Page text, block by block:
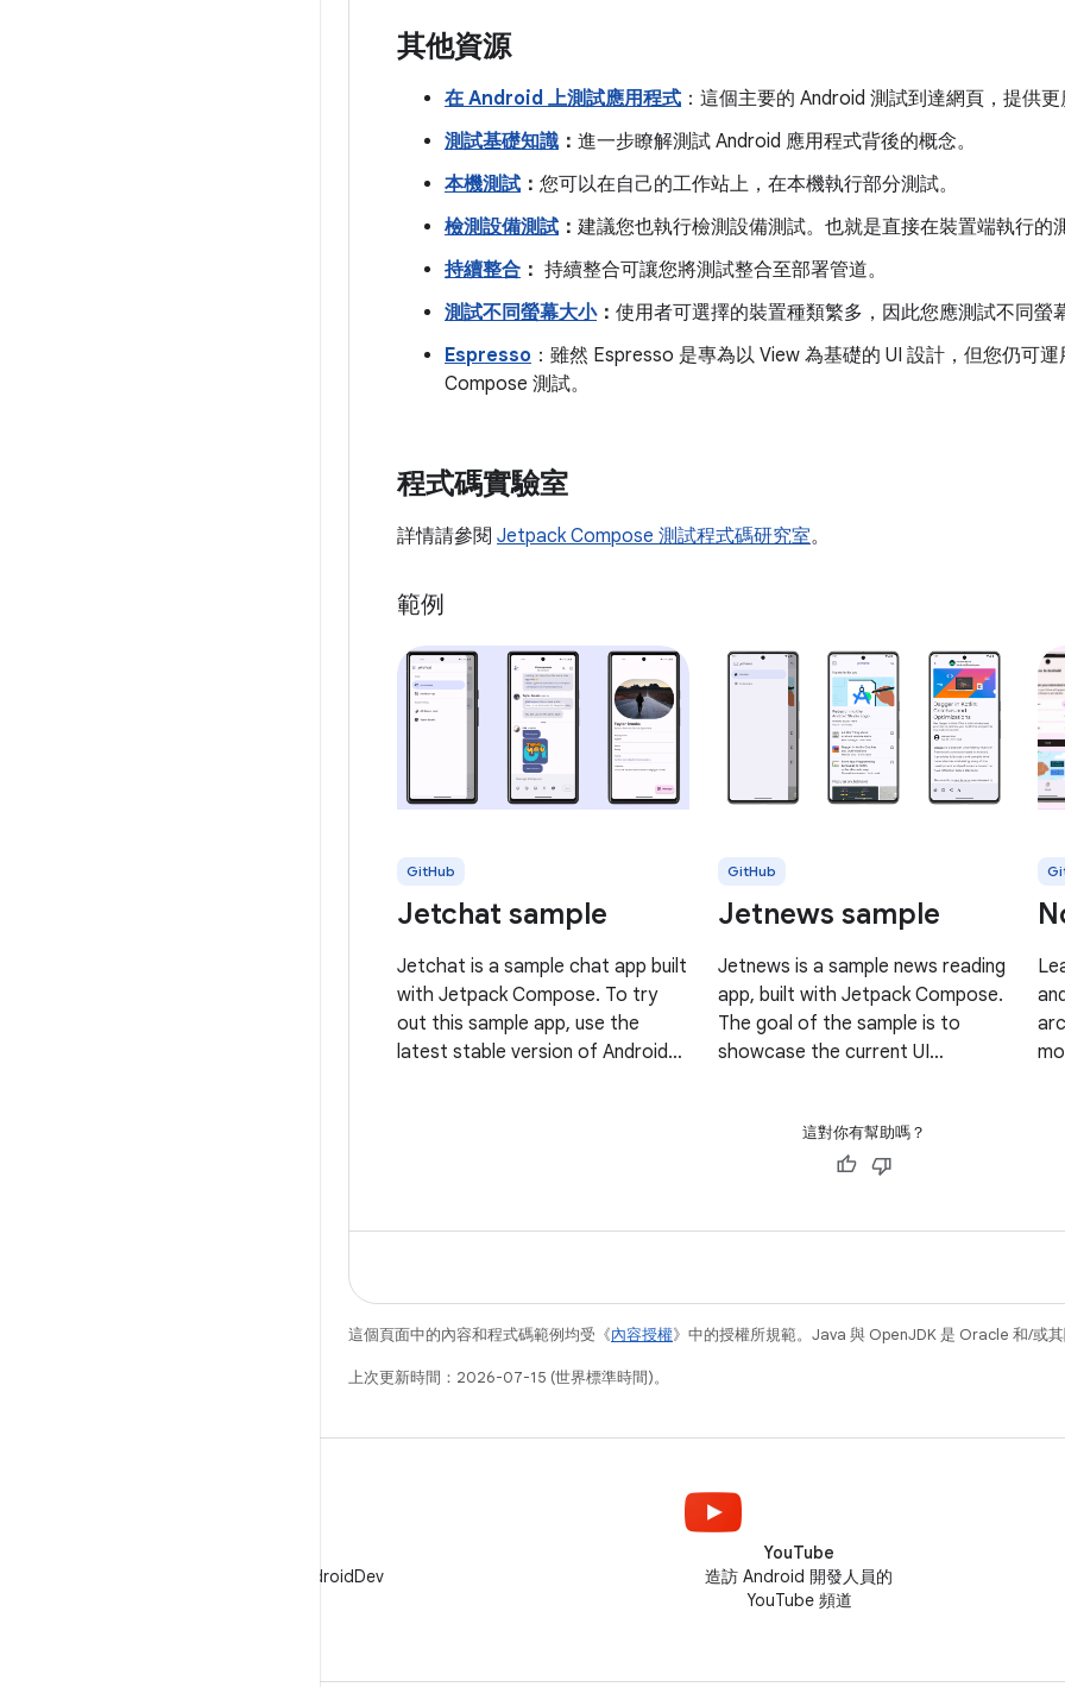
其他資源
在 Android 上測試應用程式 ：這個主要的 Android 測試到達網頁，提供
測試基礎知識 ： 進一步瞭解測試 Android 應用程式背後的概念。
本機測試 ： 您可以在自己的工作站上，在本機執行部分測試。
檢測設備測試 ： 建議您也執行檢測設備測試。也就是直接在裝置端執行的
持續整合 ： 持續整合可讓您將測試整合至部署管道。
測試不同螢幕大小： 使用者可選擇的裝置種類繁多，因此您應測試不同螢
Espresso ：雖然 Espresso 是專為以 View 為基礎的 UI 設計，但您仍可
Compose 測試。
程式碼實驗室
詳情請參閱 Jetpack Compose 測試程式碼研究室。
範例
GitHub
Jetchat sample
Jetchat is a sample chat app built
with Jetpack Compose. To try
out this sample app, use the
latest stable version of Android
GitHub
Jetnews sample
Jetnews is a sample news reading
app, built with Jetpack Compose.
The goal of the sample is to
showcase the current UI
latest stable version of Android
Studio. You can clone this
這對你有幫助嗎？
這個頁面中的內容和程式碼範例均受《內容授權》中的授權所規範。Java 與 OpenJDK 是 Oracle 和/或
上次更新時間：2026-07-15 (世界標準時間)。
在 X 中追蹤 @AndroidDev
YouTube
造訪 Android 開發人員的
YouTube 頻道